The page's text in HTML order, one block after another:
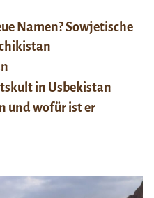
Namen? Sowjetische
in Usbekistan
und wofür ist er